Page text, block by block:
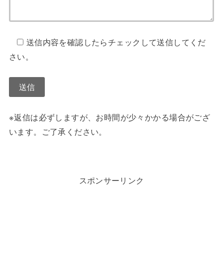
送信内容を確認したらチェックして送信してくだ
さい。
※返信は必ずしますが、お時間が少々かかる場合がござ
います。ご了承ください。
スポンサーリンク